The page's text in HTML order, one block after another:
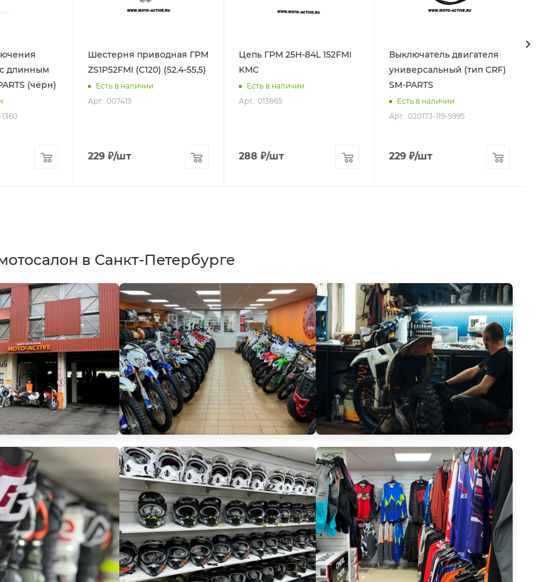
длинным
(чёрн)
Шестерня приводная ГРМ
ZS1P52FMI (C120) (52.4-55,5)
Есть в наличии
Арт.: 007419
229 ₽/шт
Цепь ГРМ 25H-84L 152FMI
KMC
Есть в наличии
Арт.: 013865
288 ₽/шт
Выключатель двигателя
универсальный (тип CRF)
SM-PARTS
Есть в наличии
Арт.: 020173-119-5995
229 ₽/шт
в Санкт-Петербурге